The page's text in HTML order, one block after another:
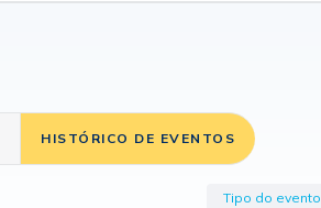
HISTÓRICO DE EVENTOS
Tipo do evento